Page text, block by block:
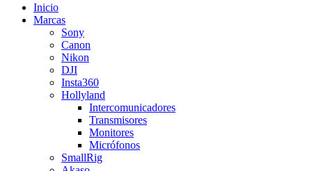
Inicio
Marcas
Sony
Canon
Nikon
DJI
Insta360
Hollyland
Intercomunicadores
Transmisores
Monitores
Micrófonos
SmallRig